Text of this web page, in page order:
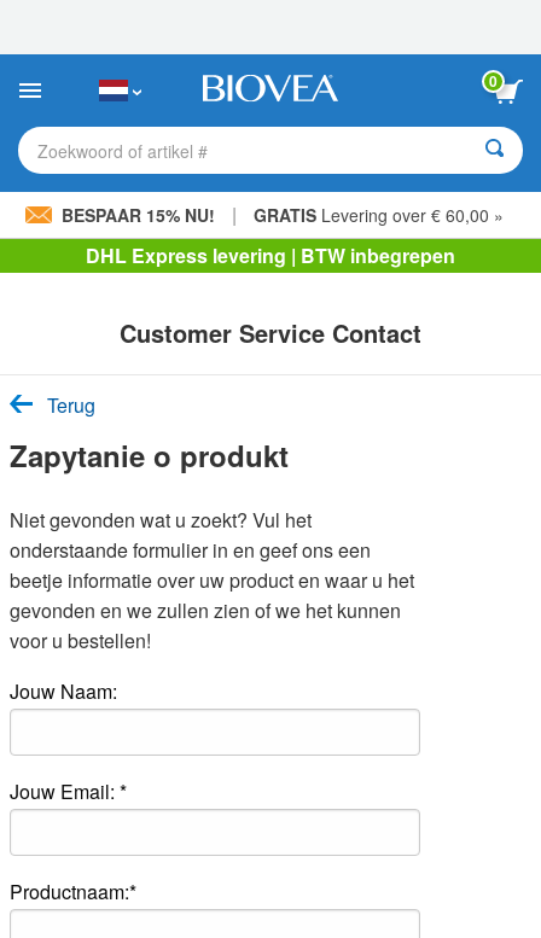
Deze
bevat
toegankelijkheidssysteem.
0
Zoekwoord of artikel #
BESPAAR 15% NU! | GRATIS Levering over € 60,00 »
DHL Express levering | BTW inbegrepen
Customer Service Contact
Terug
Zapytanie o produkt
Niet gevonden wat u zoekt? Vul het
onderstaande formulier in en geef ons een
beetje informatie over uw product en waar u het
gevonden en we zullen zien of we het kunnen
voor u bestellen!
Jouw Naam:
Jouw Email: *
Productnaam:*